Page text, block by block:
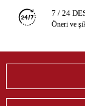
7 / 24
Öneri ve